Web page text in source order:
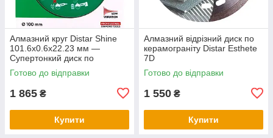
Алмазний круг Distar Shine
101.6x0.6x22.23 мм —
Супертонкий диск по
керамограніту та плитці для
чистого різу без сколів
Готово до відправки
1 865 ₴
Купити
Алмазний відрізний диск по
керамограніту Distar Esthete
7D
125x22,23х1,1мм(1111542101
0)
Готово до відправки
1 550 ₴
Купити